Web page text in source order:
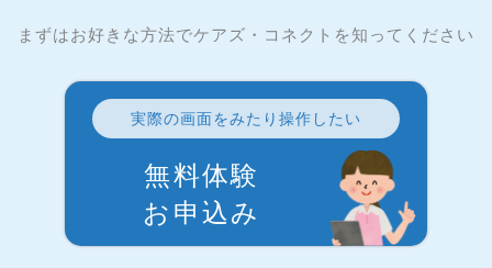
まずはお好きな方法でケアズ・コネクトを知ってください
実際の画面をみたり操作したい
無料体験
お申込み